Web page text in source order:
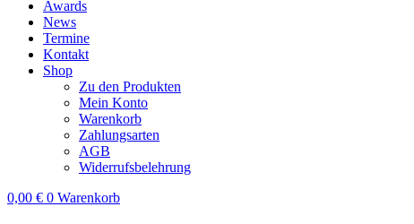
Awards
News
Termine
Kontakt
Shop
Zu den Produkten
Mein Konto
Warenkorb
Zahlungsarten
AGB
Widerrufsbelehrung
0,00 € 0 Warenkorb